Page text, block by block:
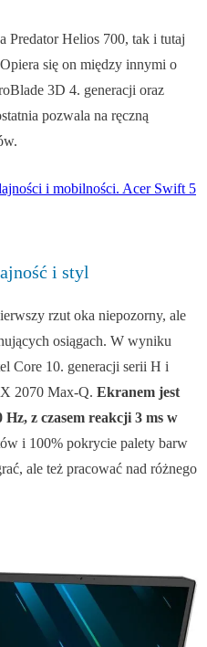
Predator Helios 700, tak i tutaj
się on między innymi o
3D 4. generacji oraz
pozwala na ręczną
i mobilności. Acer Swift 5
i styl
rzut oka niepozorny, ale
osiągach. W wyniku
Core 10. generacji serii H i
2070 Max-Q. Ekranem jest
z czasem reakcji 3 ms w
i 100% pokrycie palety barw
ale też pracować nad różnego